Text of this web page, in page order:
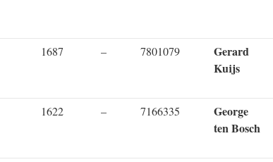
1687 – 7801079
Gerard
Kuijs
1622 – 7166335
George
ten Bosch